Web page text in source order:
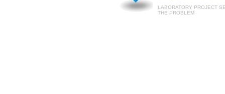
LABORATORY PROJECT
THE PROBLEM